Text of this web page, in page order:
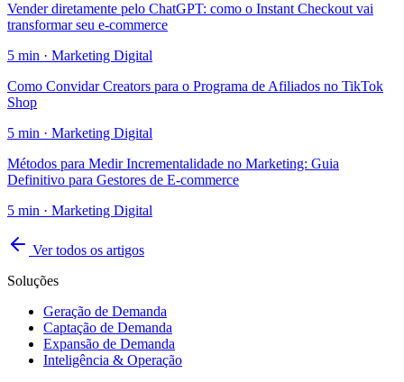
Vender diretamente pelo ChatGPT: como o Instant Checkout vai
transformar seu e-commerce
5 min · Marketing Digital
Como Convidar Creators para o Programa de Afiliados no TikTok
Shop
5 min · Marketing Digital
Métodos para Medir Incrementalidade no Marketing: Guia
Definitivo para Gestores de E-commerce
5 min · Marketing Digital
Ver todos os artigos
Soluções
Geração de Demanda
Captação de Demanda
Expansão de Demanda
Inteligência & Operação